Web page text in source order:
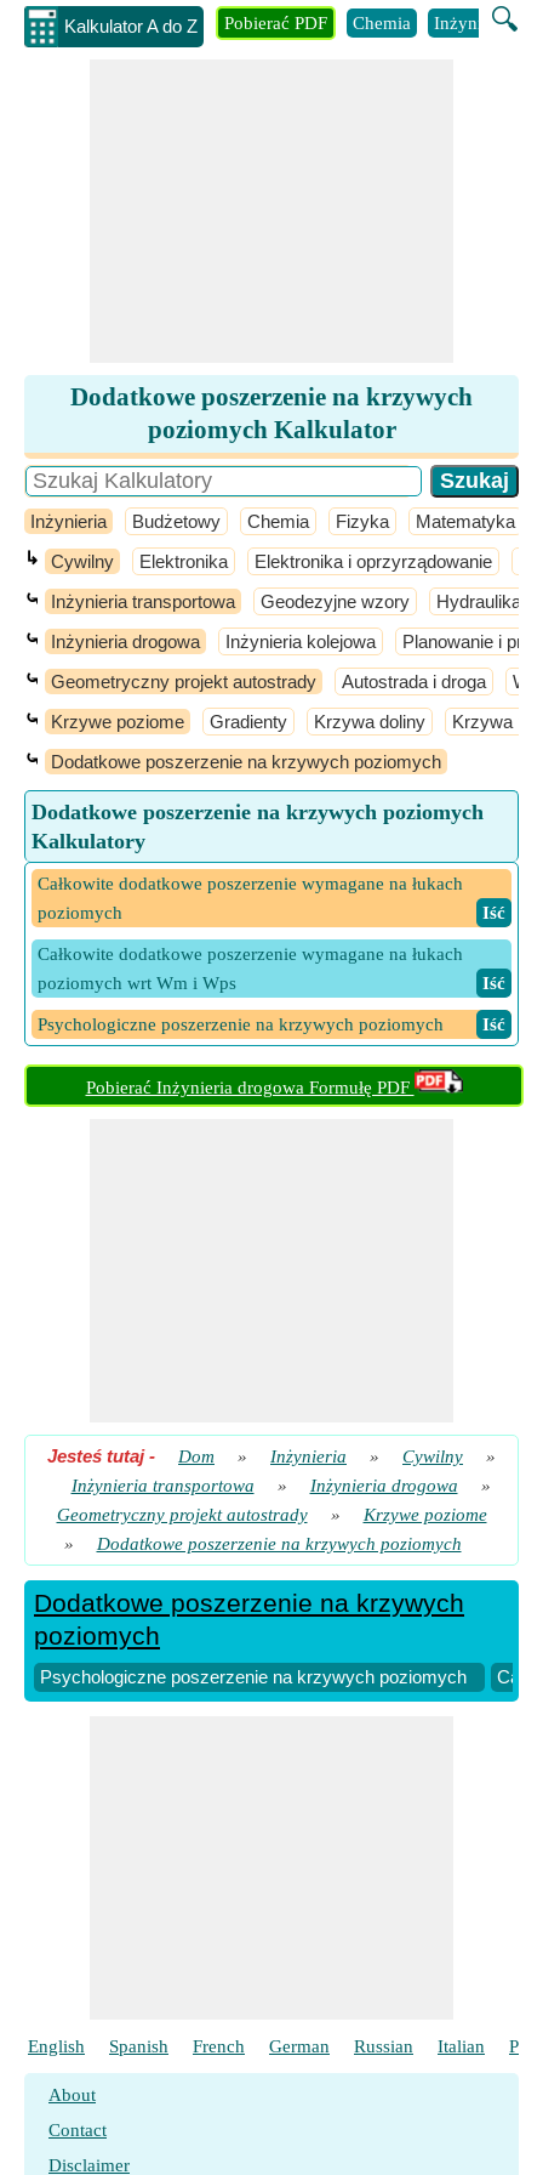
Kalkulator A do Z 🔍
Pobierać PDF Chemia Inżynieria
Dodatkowe poszerzenie na krzywych
poziomych Kalkulator
Inżynieria Budżetowy Chemia Fizyka Matematyka
↳ Cywilny Elektronika Elektronika i oprzyrządowanie
⤿ Inżynieria transportowa Geodezyjne wzory Hydraulika i
⤿ Inżynieria drogowa Inżynieria kolejowa Planowanie i
⤿ Geometryczny projekt autostrady Autostrada i droga
⤿ Krzywe poziome Gradienty Krzywa doliny Krzywa
⤿ Dodatkowe poszerzenie na krzywych poziomych
Dodatkowe poszerzenie na krzywych poziomych
Kalkulatory
Całkowite dodatkowe poszerzenie wymagane na łukach
poziomych
​ Iść
Całkowite dodatkowe poszerzenie wymagane na łukach
poziomych wrt Wm i Wps
​ Iść
Psychologiczne poszerzenie na krzywych poziomych ​ Iść
Pobierać Inżynieria drogowa Formułę PDF
Jesteś tutaj- Dom » Inżynieria » Cywilny
»
Inżynieria transportowa
» Inżynieria drogowa
»
Geometryczny projekt autostrady
»
Krzywe poziome
»
Dodatkowe poszerzenie na krzywych poziomych
Dodatkowe poszerzenie na krzywych
poziomych
Psychologiczne poszerzenie na krzywych poziomych
English Spanish French German Russian Italian
About
Contact
Disclaimer